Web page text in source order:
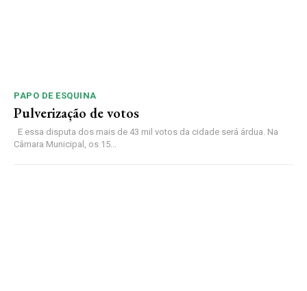
PAPO DE ESQUINA
Pulverização de votos
E essa disputa dos mais de 43 mil votos da cidade será árdua. Na
Câmara Municipal, os 15...